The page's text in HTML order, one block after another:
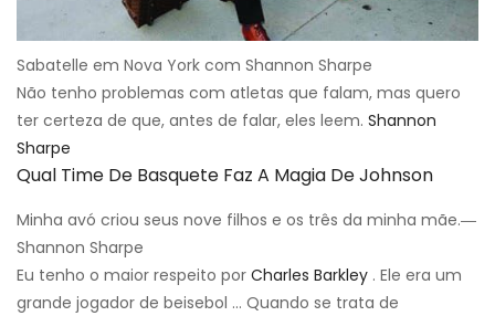
Sabatelle em Nova York com Shannon Sharpe
Não tenho problemas com atletas que falam, mas quero
ter certeza de que, antes de falar, eles leem. Shannon
Sharpe
Qual Time De Basquete Faz A Magia De Johnson
Minha avó criou seus nove filhos e os três da minha mãe.―
Shannon Sharpe
Eu tenho o maior respeito por Charles Barkley . Ele era um
grande jogador de beisebol ... Quando se trata de